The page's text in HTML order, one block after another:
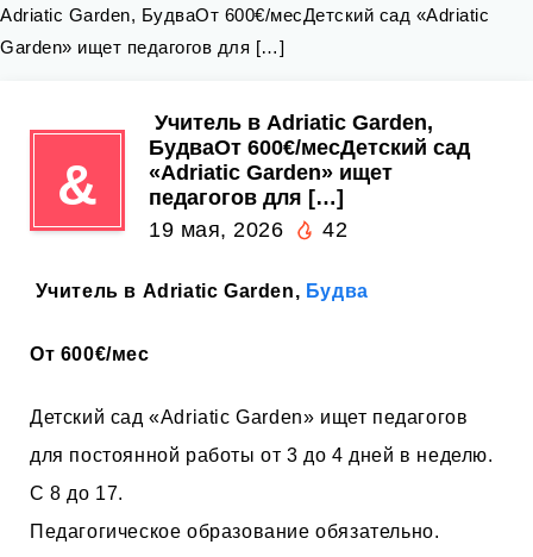
Adriatic Garden, БудваОт 600€/месДетский сад «Adriatic
Garden» ищет педагогов для […]
&
‍ Учитель в Adriatic Garden,
БудваОт 600€/месДетский сад
«Adriatic Garden» ищет
педагогов для […]
19 мая, 2026
42
‍ Учитель в Adriatic Garden, Будва
От 600€/мес
Детский сад «Adriatic Garden» ищет педагогов
для постоянной работы от 3 до 4 дней в неделю.
С 8 до 17.
Педагогическое образование обязательно.